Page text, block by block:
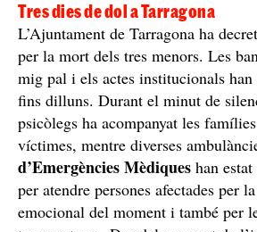
Tres dies de dol a Tarragona
L’Ajuntament de Tarragona ha
per la mort dels tres menors. Les
mig pal i els actes institucionals han
fins dilluns. Durant el minut de
psicòlegs ha acompanyat les
víctimes, mentre diverses
d’Emergències Mèdiques han
per atendre persones afectades per
emocional del moment i també per